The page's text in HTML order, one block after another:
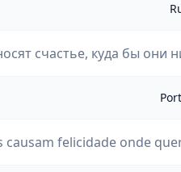
счастье, куда бы они
causam felicidade onde